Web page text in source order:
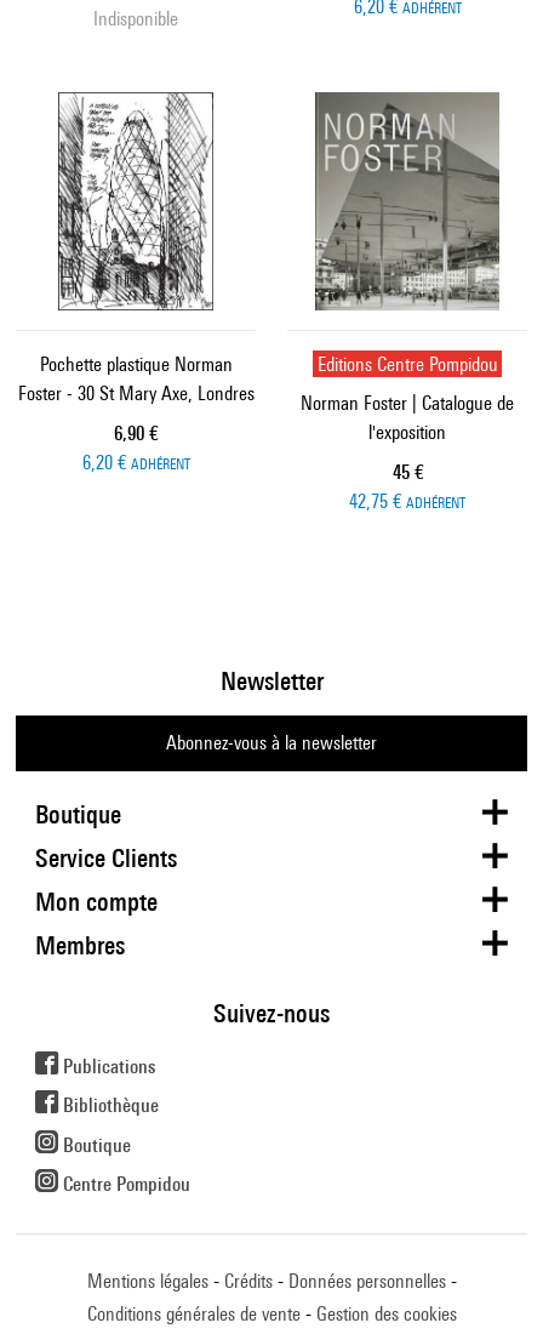
Indisponible
6,20 € ADHÉRENT
Pochette plastique Norman
Foster - 30 St Mary Axe, Londres
Prix ​​actuel
6,90 €
6,20 € ADHÉRENT
Editions Centre Pompidou
Norman Foster | Catalogue de
l'exposition
Prix ​​actuel
45 €
42,75 € ADHÉRENT
Boutique
Newsletter
Abonnez-vous à la newsletter
Service Clients
Mon compte
Membres
Suivez-nous
Publications
Bibliothèque
Boutique
Centre Pompidou
Mentions légales Crédits
Données personnelles
Conditions générales de vente
Gestion des cookies